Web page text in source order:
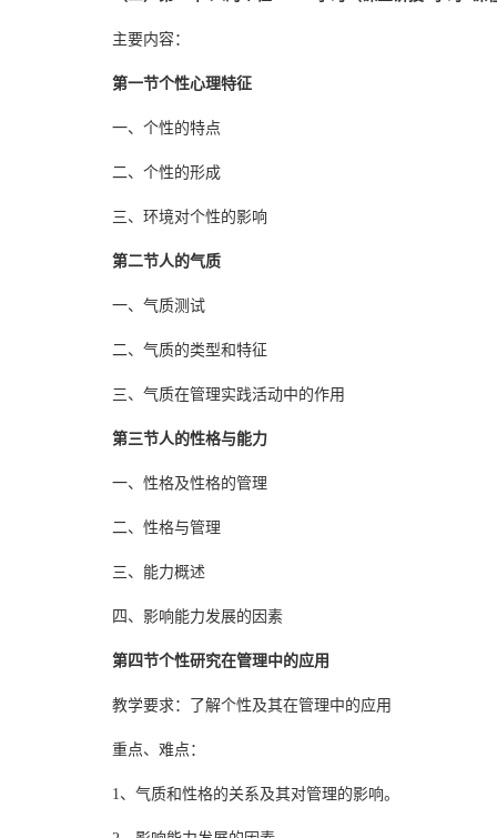
主要内容：
第一节个性心理特征
一、个性的特点
二、个性的形成
三、环境对个性的影响
第二节人的气质
一、气质测试
二、气质的类型和特征
三、气质在管理实践活动中的作用
第三节人的性格与能力
一、性格及性格的管理
二、性格与管理
三、能力概述
四、影响能力发展的因素
第四节个性研究在管理中的应用
教学要求：了解个性及其在管理中的应用
重点、难点：
1、气质和性格的关系及其对管理的影响。